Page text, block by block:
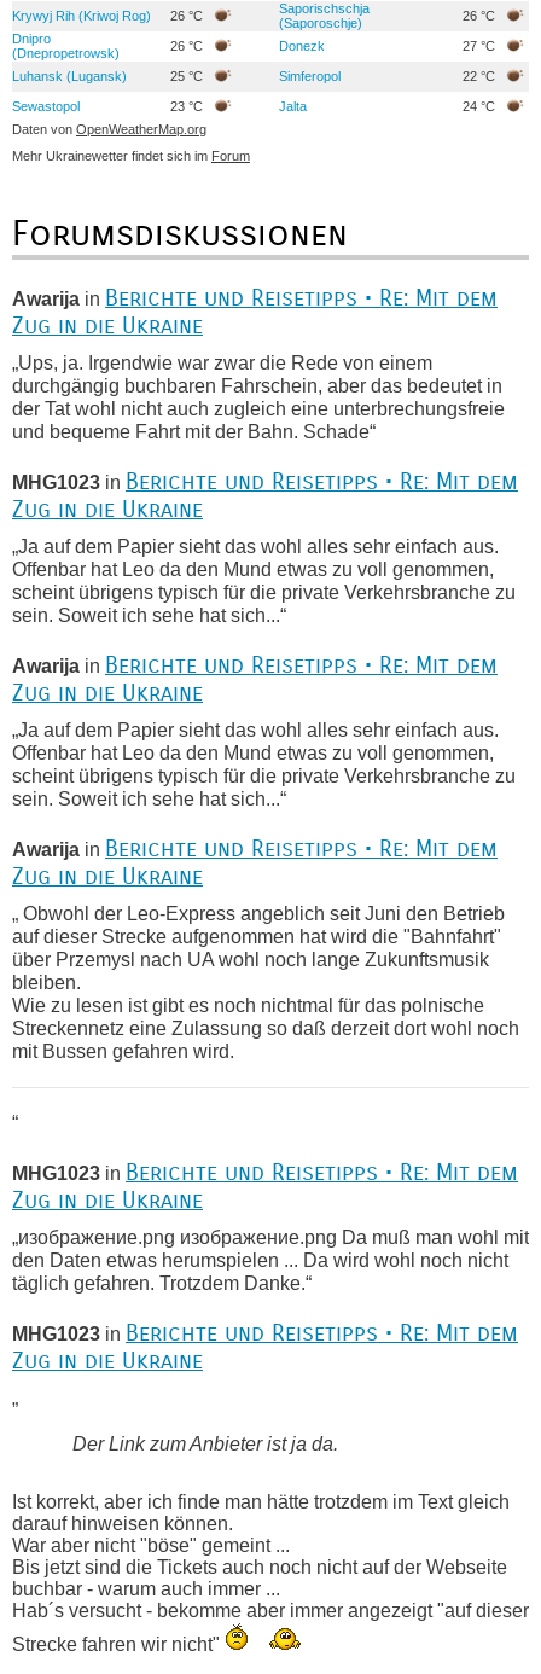
Krywyj Rih (Kriwoj Rog) 26 °C
Saporischschja
(Saporoschje)
26 °C
Dnipro
(Dnepropetrowsk)
26 °C Donezk 27 °C
Luhansk (Lugansk) 25 °C Simferopol 22 °C
Sewastopol 23 °C Jalta
24 °C
Daten von OpenWeatherMap.org
Mehr Ukrainewetter findet sich im Forum
Forumsdiskussionen
Awarija in Berichte und Reisetipps • Re: Mit dem
Zug in die Ukraine
„Ups, ja. Irgendwie war zwar die Rede von einem
durchgängig buchbaren Fahrschein, aber das bedeutet in
der Tat wohl nicht auch zugleich eine unterbrechungsfreie
und bequeme Fahrt mit der Bahn. Schade“
MHG1023 in Berichte und Reisetipps • Re: Mit dem
Zug in die Ukraine
„Ja auf dem Papier sieht das wohl alles sehr einfach aus.
Offenbar hat Leo da den Mund etwas zu voll genommen,
scheint übrigens typisch für die private Verkehrsbranche zu
sein. Soweit ich sehe hat sich...“
Awarija in Berichte und Reisetipps • Re: Mit dem
Zug in die Ukraine
„Ja auf dem Papier sieht das wohl alles sehr einfach aus.
Offenbar hat Leo da den Mund etwas zu voll genommen,
scheint übrigens typisch für die private Verkehrsbranche zu
sein. Soweit ich sehe hat sich...“
Awarija in Berichte und Reisetipps • Re: Mit dem
Zug in die Ukraine
„ Obwohl der Leo-Express angeblich seit Juni den Betrieb
auf dieser Strecke aufgenommen hat wird die "Bahnfahrt"
über Przemysl nach UA wohl noch lange Zukunftsmusik
bleiben.
Wie zu lesen ist gibt es noch nichtmal für das polnische
Streckennetz eine Zulassung so daß derzeit dort wohl noch
mit Bussen gefahren wird.
“
MHG1023 in Berichte und Reisetipps • Re: Mit dem
Zug in die Ukraine
„изображение.png изображение.png Da muß man wohl mit
den Daten etwas herumspielen ... Da wird wohl noch nicht
täglich gefahren. Trotzdem Danke.“
MHG1023 in Berichte und Reisetipps • Re: Mit dem
Zug in die Ukraine
„
Der Link zum Anbieter ist ja da.
Ist korrekt, aber ich finde man hätte trotzdem im Text gleich
darauf hinweisen können.
War aber nicht "böse" gemeint ...
Bis jetzt sind die Tickets auch noch nicht auf der Webseite
buchbar - warum auch immer ...
Hab´s versucht - bekomme aber immer angezeigt "auf dieser
Strecke fahren wir nicht"